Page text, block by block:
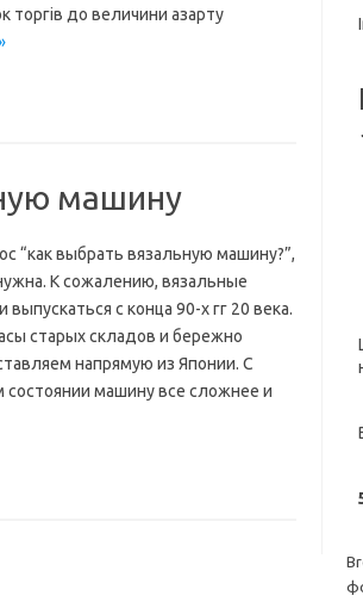
торгів до величини азарту
машину
“как выбрать вязальную машину?”,
К сожалению, вязальные
с конца 90-х гг 20 века.
старых складов и бережно
напрямую из Японии. С
машину все сложнее и